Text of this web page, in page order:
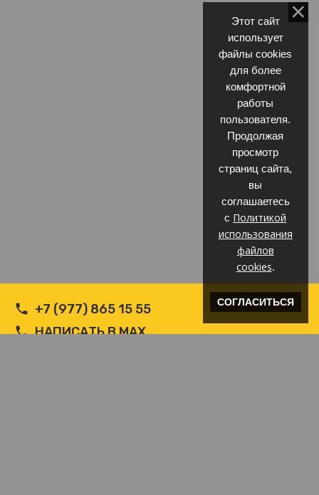
+7 (977) 865 15 55
НАПИСАТЬ В MAX
Этот сайт
использует
файлы cookies
для более
комфортной
работы
пользователя.
Продолжая
просмотр
страниц сайта,
вы
соглашаетесь
с Политикой
использования
файлов
cookies.
СОГЛАСИТЬСЯ